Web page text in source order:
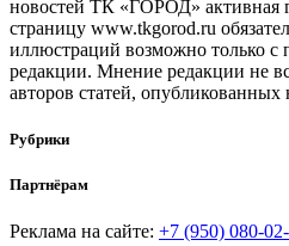
новостей ТК «ГОРОД» активная
страницу www.tkgorod.ru
иллюстраций возможно только с
редакции. Мнение редакции не
авторов статей, опубликованных
Рубрики
Партнёрам
Реклама на сайте: +7 (950) 080-